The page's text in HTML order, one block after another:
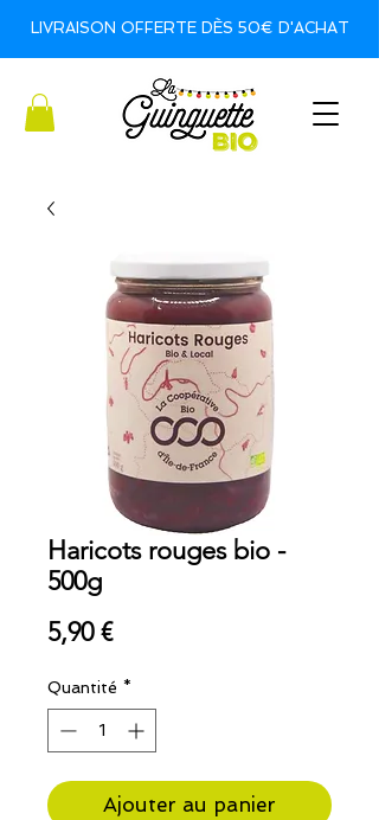
LIVRAISON OFFERTE DÈS 50€ D'ACHAT
Haricots rouges bio -
500g
5,90 €Prix
Quantité *
Ajouter au panier